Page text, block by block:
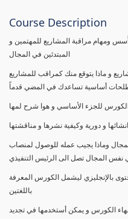
Course Description
ومهام مراقبة المشاريع للمهتمين و
المبتدئين في المجال
و ماذا يتوقع منك كمراقب للمشاريع
أساسية تساعدك في المضي قدماً
و دورية وكيفية نشرها و مناقشتها
وماذا يجيب عمله للوصول لمنصاب
نفس المجال تصل الى الرئيس التنفيذي
بالإنجليزي ليشمل الكورس المعرفة
باللغتين
الكورس و يمكن أستخدمها في تجديد